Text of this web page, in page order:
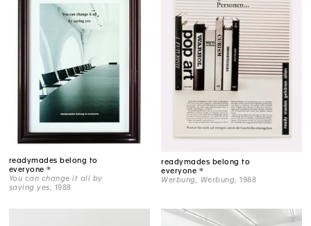
readymades belong to
everyone ®
You can change it all by
saying yes , 1988
readymades belong to
everyone ®
Werbung, Werbung , 1988